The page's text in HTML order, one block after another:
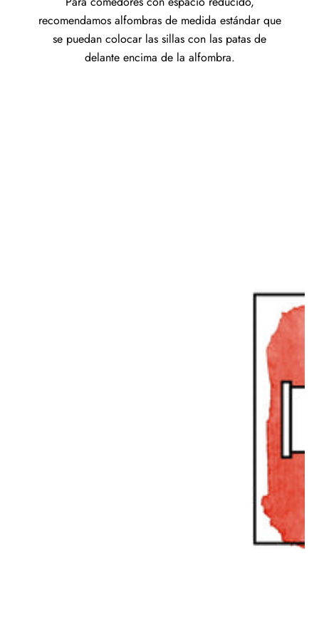
recomendamos alfombras de medida estándar que
se puedan colocar las sillas con las patas de
delante encima de la alfombra.